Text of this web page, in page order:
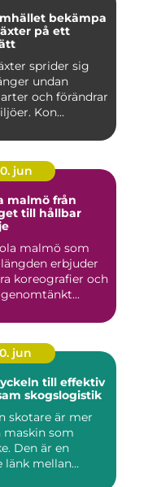
bekämpa
på ett
sprider sig
undan
och förändrar
Kon...
jun
från
till hållbar
malmö som
erbjuder
koreografier och
jun
skogslogistik
skotare är mer
maskin som
Den är en
länk mellan